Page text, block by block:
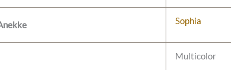
Sophia
Multicolor